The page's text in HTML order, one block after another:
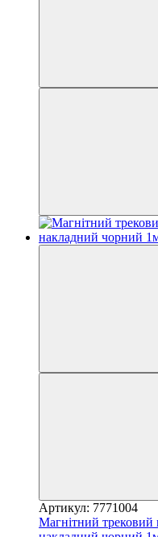
Артикул: 7771004
Магнітний